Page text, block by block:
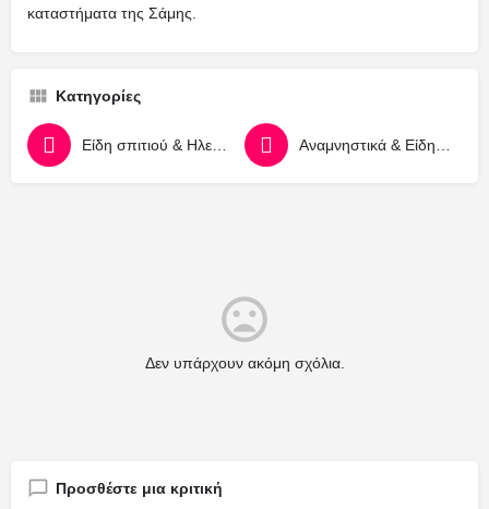
καταστήματα της Σάμης.
Κατηγορίες
Δεν υπάρχουν ακόμη σχόλια.
Προσθέστε μια κριτική